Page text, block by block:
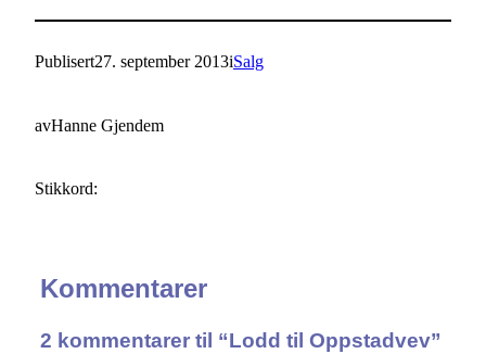
Publisert27. september 2013iSalg
avHanne Gjendem
Stikkord:
Kommentarer
2 kommentarer til “Lodd til Oppstadvev”